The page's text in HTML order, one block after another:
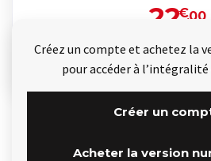
22€.00
Je
Créez un compte et achetez la
pour accéder à
Créer un
Acheter la version